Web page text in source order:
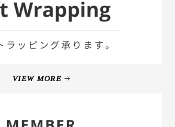
VIEW MORE